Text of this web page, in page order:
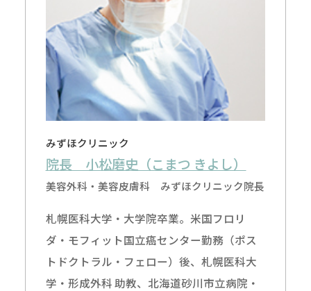
みずほクリニック
院長 小松磨史（こまつ きよし）
美容外科・美容皮膚科 みずほクリニック院長
札幌医科大学・大学院卒業。米国フロリ
ダ・モフィット国立癌センター勤務（ポス
トドクトラル・フェロー）後、札幌医科大
学・形成外科 助教、北海道砂川市立病院・